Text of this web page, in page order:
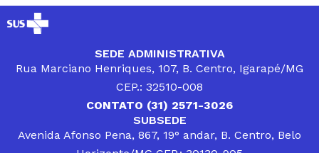
SEDE ADMINISTRATIVA
Rua Marciano Henriques, 107, B. Centro, Igarapé/MG
CEP.: 32510-008
CONTATO (31) 2571-3026
SUBSEDE
Avenida Afonso Pena, 867, 19° andar, B. Centro, Belo